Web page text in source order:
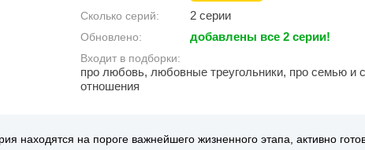
Сколько серий: 2 серии
Обновлено: добавлены все 2 серии!
Входит в подборки:
про любовь, любовные треугольники, про семью и
отношения
находятся на пороге важнейшего жизненного этапа, активно